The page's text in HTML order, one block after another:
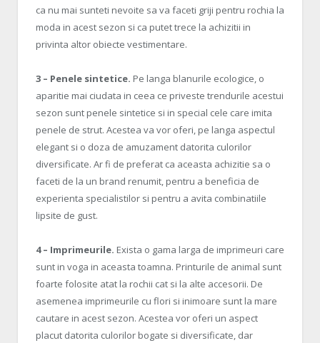
ca nu mai sunteti nevoite sa va faceti griji pentru rochia la
moda in acest sezon si ca putet trece la achizitii in
privinta altor obiecte vestimentare.
3 – Penele sintetice. Pe langa blanurile ecologice, o
aparitie mai ciudata in ceea ce priveste trendurile acestui
sezon sunt penele sintetice si in special cele care imita
penele de strut. Acestea va vor oferi, pe langa aspectul
elegant si o doza de amuzament datorita culorilor
diversificate. Ar fi de preferat ca aceasta achizitie sa o
faceti de la un brand renumit, pentru a beneficia de
experienta specialistilor si pentru a avita combinatiile
lipsite de gust.
4 – Imprimeurile. Exista o gama larga de imprimeuri care
sunt in voga in aceasta toamna. Printurile de animal sunt
foarte folosite atat la rochii cat si la alte accesorii. De
asemenea imprimeurile cu flori si inimoare sunt la mare
cautare in acest sezon. Acestea vor oferi un aspect
placut datorita culorilor bogate si diversificate, dar